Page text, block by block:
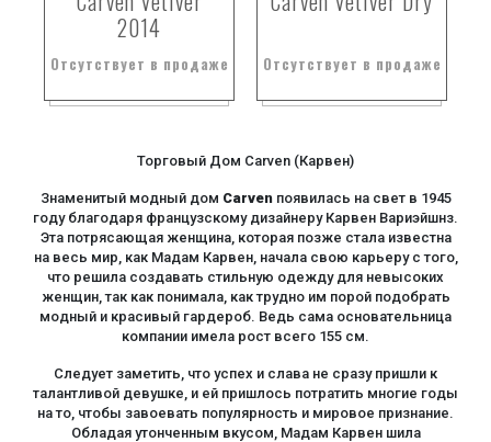
2014
Отсутствует в продаже Отсутствует в продаже
Торговый Дом Carven (Карвен)
Знаменитый модный дом Carvenпоявилась на свет в 1945
году благодаря французскому дизайнеру Карвен Вариэйшнз.
Эта потрясающая женщина, которая позже стала известна
на весь мир, как Мадам Карвен, начала свою карьеру с того,
что решила создавать стильную одежду для невысоких
женщин, так как понимала, как трудно им порой подобрать
модный и красивый гардероб. Ведь сама основательница
компании имела рост всего 155 см.
Следует заметить, что успех и слава не сразу пришли к
талантливой девушке, и ей пришлось потратить многие годы
на то, чтобы завоевать популярность и мировое признание.
Обладая утонченным вкусом, Мадам Карвен шила